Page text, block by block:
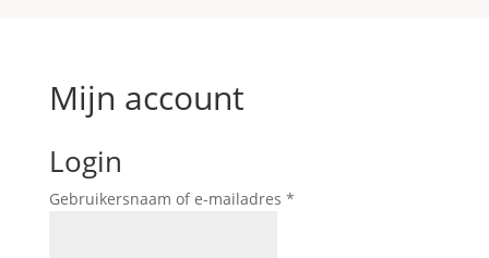
Mijn account
Login
Gebruikersnaam of e-mailadres *Vereist